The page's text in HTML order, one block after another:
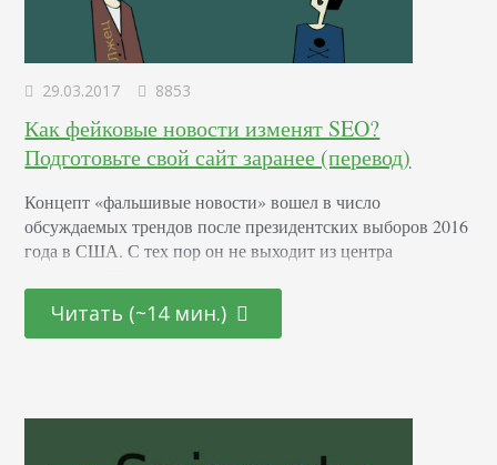
29.03.2017 8853
Как фейковые новости изменят SEO?
Подготовьте свой сайт заранее (перевод)
Концепт «фальшивые новости» вошел в число
обсуждаемых трендов после президентских выборов 2016
года в США. С тех пор он не выходит из центра
соприкасающиеся с информацией, Google тоже
обеспокоен фейковыми новостями. Об этом мы узнали из
Читать (~14 мин.)